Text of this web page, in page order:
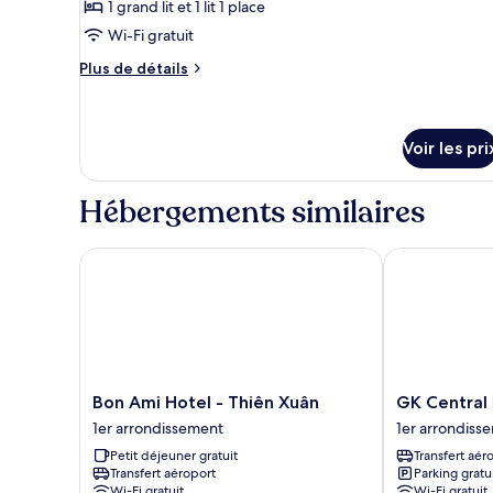
type
de
chambre :
1 grand lit et 1 lit 1 place
Wi-Fi gratuit
Plus de détails
Plus
type
de
chambre
Chambre
Premium
(Family)
Voir les
Hébergements similaires
Bon
Ami
Hotel
-
Thiên
Bon Ami Hotel - Thiên Xuân
1er arrondissement
Petit déjeuner gratuit
Transfert aéroport
Bon Ami Hotel - Thiên Xuân
GK
Central
Hotel
1er
GK
1er
Transfert
Parking
GK Central